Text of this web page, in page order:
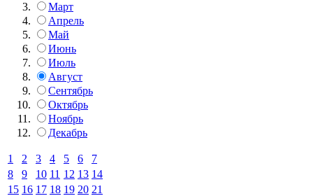
Март
Апрель
Май
Июнь
Июль
Август
Сентябрь
Октябрь
Ноябрь
Декабрь
1 2 3 4 5 6
7
8
9 10 11 12 13 14
15 16 17 18 19 20 21